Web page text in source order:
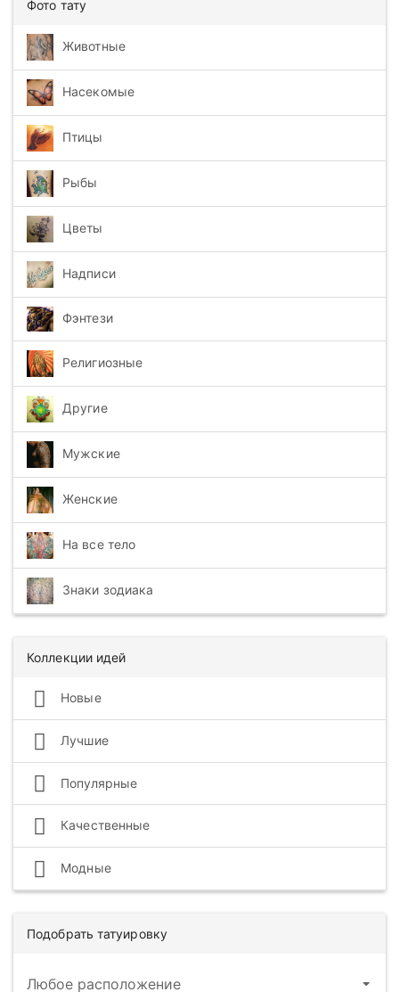
Фото тату
Животные
Насекомые
Птицы
Рыбы
Цветы
Надписи
Фэнтези
Религиозные
Другие
Мужские
Женские
На все тело
Знаки зодиака
Коллекции идей
Новые
Лучшие
Популярные
Качественные
Модные
Подобрать татуировку